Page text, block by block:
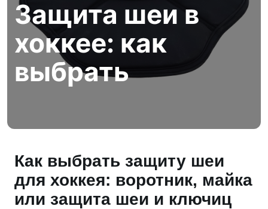
Защита шеи в
хоккее: как
выбрать
Как выбрать защиту шеи
для хоккея: воротник, майка
или защита шеи и ключиц